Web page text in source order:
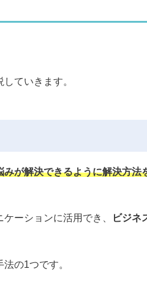
ていきます。
が解決できるように解決方法
ーションに活用でき、
ビジネ
の1つです。